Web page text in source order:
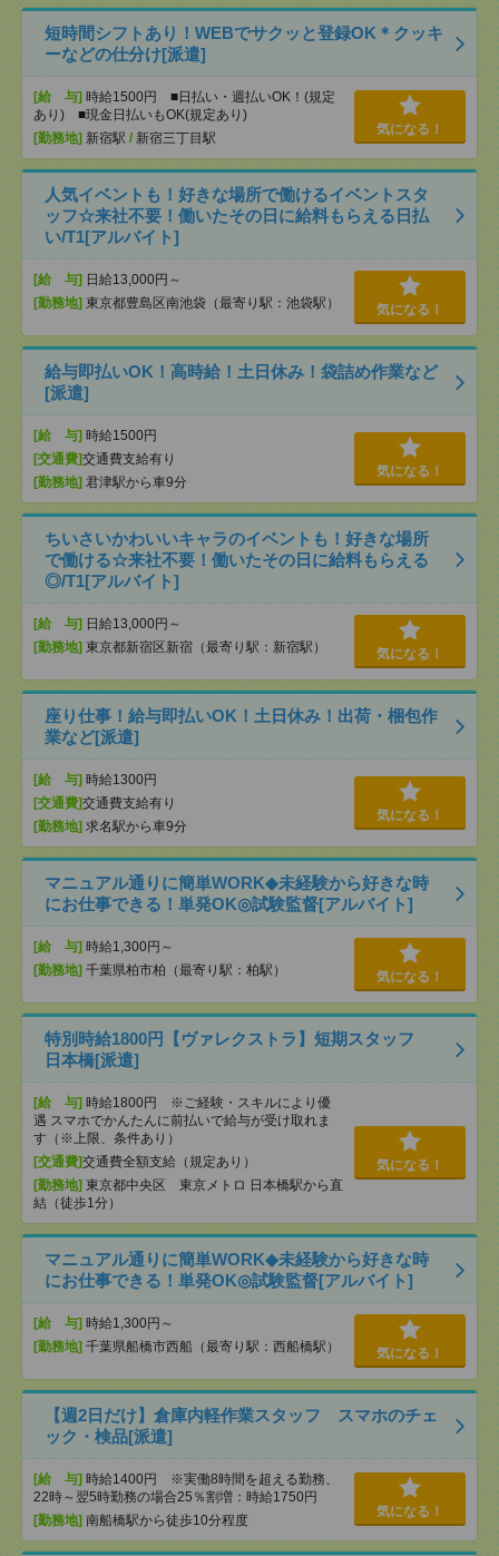
短時間シフトあり！WEBでサクッと登録OK＊クッキ
ーなどの仕分け[派遣]
[給 与] 時給1500円 ■日払い・週払いOK！(規定
あり) ■現金日払いもOK(規定あり)
[勤務地] 新宿駅 / 新宿三丁目駅
気になる！
人気イベントも！好きな場所で働けるイベントスタ
ッフ☆来社不要！働いたその日に給料もらえる日払
い/T1[アルバイト]
[給 与] 日給13,000円～
[勤務地] 東京都豊島区南池袋（最寄り駅：池袋駅） 気になる！
給与即払いOK！高時給！土日休み！袋詰め作業など
[派遣]
[給 与] 時給1500円
[交通費]交通費支給有り
[勤務地] 君津駅から車9分
気になる！
ちいさいかわいいキャラのイベントも！好きな場所
で働ける☆来社不要！働いたその日に給料もらえる
◎/T1[アルバイト]
[給 与] 日給13,000円～
[勤務地] 東京都新宿区新宿（最寄り駅：新宿駅） 気になる！
座り仕事！給与即払いOK！土日休み！出荷・梱包作
業など[派遣]
[給 与] 時給1300円
[交通費]交通費支給有り
[勤務地] 求名駅から車9分
気になる！
マニュアル通りに簡単WORK◆未経験から好きな時
にお仕事できる！単発OK◎試験監督[アルバイト]
[給 与] 時給1,300円～
[勤務地] 千葉県柏市柏（最寄り駅：柏駅） 気になる！
特別時給1800円【ヴァレクストラ】短期スタッフ
日本橋[派遣]
[給 与] 時給1800円 ※ご経験・スキルにより優
遇 スマホでかんたんに前払いで給与が受け取れま
す（※上限、条件あり）
[交通費]交通費全額支給（規定あり）
[勤務地] 東京都中央区 東京メトロ 日本橋駅から直
結（徒歩1分）
気になる！
マニュアル通りに簡単WORK◆未経験から好きな時
にお仕事できる！単発OK◎試験監督[アルバイト]
[給 与] 時給1,300円～
[勤務地] 千葉県船橋市西船（最寄り駅：西船橋駅） 気になる！
【週2日だけ】倉庫内軽作業スタッフ スマホのチェ
ック・検品[派遣]
[給 与] 時給1400円 ※実働8時間を超える勤務、
22時～翌5時勤務の場合25％割増：時給1750円
[勤務地] 南船橋駅から徒歩10分程度
気になる！